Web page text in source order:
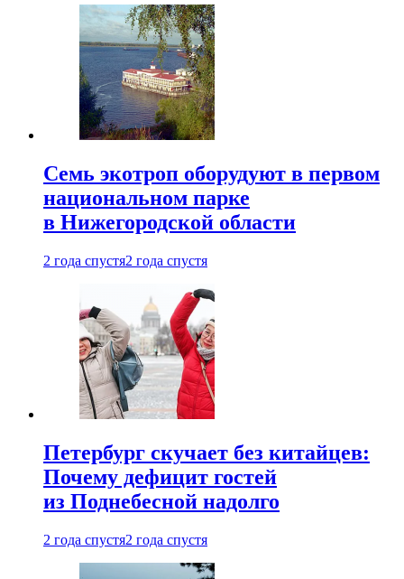
Семь экотроп оборудуют в первом
национальном парке
в Нижегородской области
2 года спустя2 года спустя
Петербург скучает без китайцев:
Почему дефицит гостей
из Поднебесной надолго
2 года спустя2 года спустя